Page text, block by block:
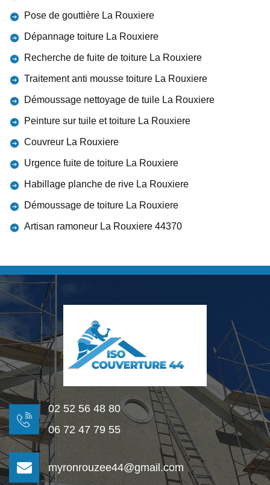
Pose de gouttière La Rouxiere
Dépannage toiture La Rouxiere
Recherche de fuite de toiture La Rouxiere
Traitement anti mousse toiture La Rouxiere
Démoussage nettoyage de tuile La Rouxiere
Peinture sur tuile et toiture La Rouxiere
Couvreur La Rouxiere
Urgence fuite de toiture La Rouxiere
Habillage planche de rive La Rouxiere
Démoussage de toiture La Rouxiere
Artisan ramoneur La Rouxiere 44370
02 52 56 48 80
06 72 47 79 55
myronrouzee44@gmail.com